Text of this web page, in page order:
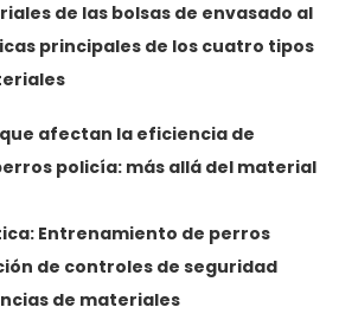
de las bolsas de envasado al
principales de los cuatro tipos
afectan la eficiencia de
policía: más allá del material
Entrenamiento de perros
de controles de seguridad
de materiales